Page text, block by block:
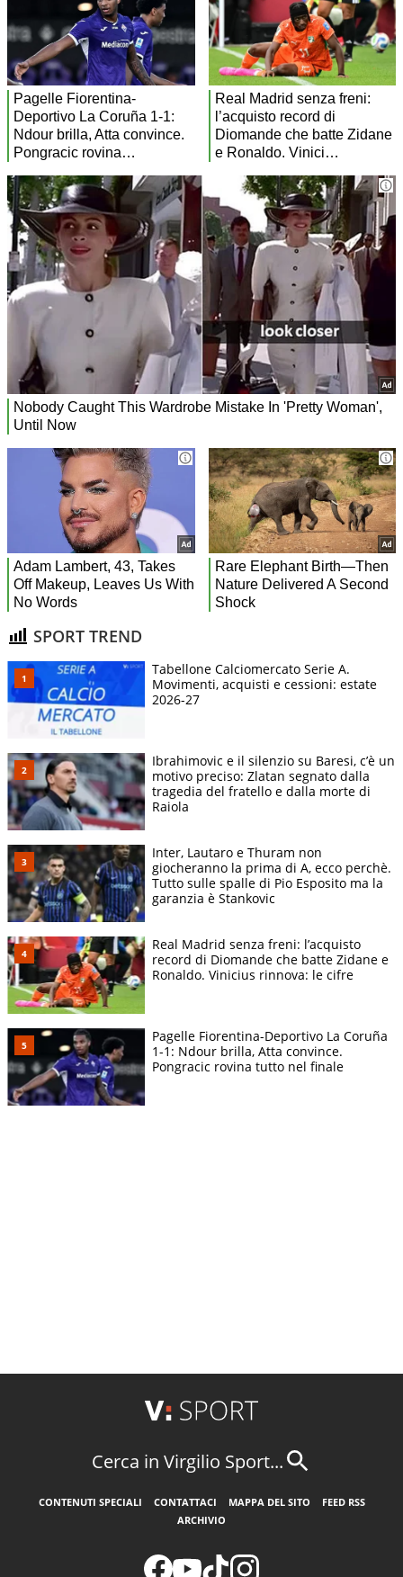
SPORT TREND
Tabellone Calciomercato Serie A.
Movimenti, acquisti e cessioni: estate
2026-27
Ibrahimovic e il silenzio su Baresi, c’è un
motivo preciso: Zlatan segnato dalla
tragedia del fratello e dalla morte di
Raiola
Inter, Lautaro e Thuram non
giocheranno la prima di A, ecco perchè.
Tutto sulle spalle di Pio Esposito ma la
garanzia è Stankovic
Real Madrid senza freni: l’acquisto
record di Diomande che batte Zidane e
Ronaldo. Vinicius rinnova: le cifre
Pagelle Fiorentina-Deportivo La Coruña
1-1: Ndour brilla, Atta convince.
Pongracic rovina tutto nel finale
Cerca in Virgilio Sport...
CONTENUTI SPECIALI CONTATTACI MAPPA DEL SITO
FEED RSS
ARCHIVIO